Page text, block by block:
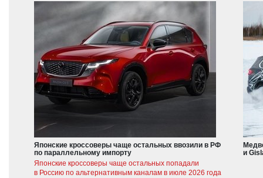
Японские кроссоверы чаще остальных ввозили в РФ
по параллельному импорту
Японские кроссоверы чаще остальных попадали
в Россию по альтернативным каналам в июле 2026 года
и